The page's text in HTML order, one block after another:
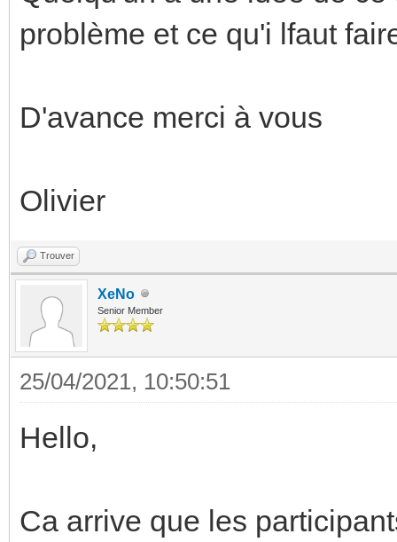
problème et ce qu'i lfaut
D'avance merci à vous
Olivier
Trouver
XeNo
Senior Member
25/04/2021, 10:50:51
Hello,
Ca arrive que les